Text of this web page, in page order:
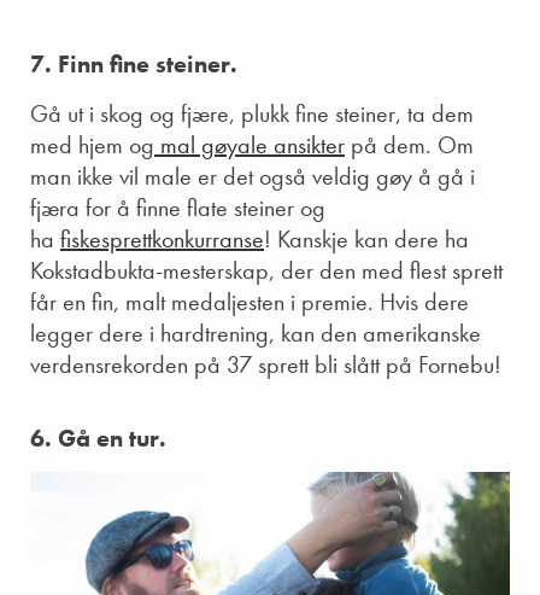
7. Finn fine steiner.
Gå ut i skog og fjære, plukk fine steiner, ta dem
med hjem og mal gøyale ansikter på dem. Om
man ikke vil male er det også veldig gøy å gå i
fjæra for å finne flate steiner og
ha fiskesprettkonkurranse! Kanskje kan dere ha
Kokstadbukta-mesterskap, der den med flest sprett
får en fin, malt medaljesten i premie. Hvis dere
legger dere i hardtrening, kan den amerikanske
verdensrekorden på 37 sprett bli slått på Fornebu!
6. Gå en tur.